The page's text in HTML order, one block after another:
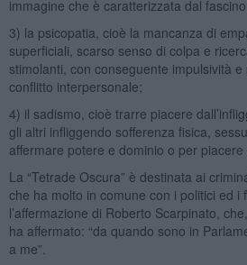
immagine che è caratterizzata dal
3) la psicopatia, cioè la mancanza di
superficiali, scarso senso di colpa e
stimolanti, con conseguente impulsività
conflitto interpersonale;
4) il sadismo, cioè trarre piacere
gli altri infliggendo sofferenza fisica,
affermare potere e dominio o per piacere
La “Tetrade Oscura” è destinata ai
che ha molto in comune con i politici ed i
l’affermazione di Roberto Scarpinato,
ha affermato: “da quando sono in
a me”.